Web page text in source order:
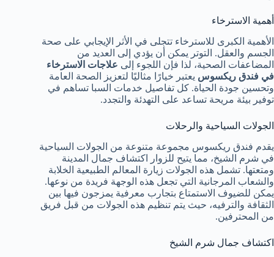
أهمية الاسترخاء
الأهمية الكبرى للاسترخاء تتجلى في الأثر الإيجابي على صحة
الجسم والعقل. التوتر يمكن أن يؤدي إلى العديد من
المضاعفات الصحية، لذا فإن اللجوء إلى علاجات الاسترخاء
في فندق ريكسوس يعتبر خيارًا مثاليًا لتعزيز الصحة العامة
وتحسين جودة الحياة. كل تفاصيل خدمات السبا تساهم في
توفير بيئة مريحة تساعد على التهدئة والتجدد.
الجولات السياحية والرحلات
يقدم فندق ريكسوس مجموعة متنوعة من الجولات السياحية
في شرم الشيخ، مما يتيح للزوار اكتشاف جمال المدينة
ومتعتها. تشمل هذه الجولات زيارة المعالم الطبيعية الخلابة
والشعاب المرجانية التي تجعل هذه الوجهة فريدة من نوعها.
يمكن للضيوف الاستمتاع بتجارب معرفية يمزجون فيها بين
الثقافة والترفيه، حيث يتم تنظيم هذه الجولات من قبل فريق
من المحترفين.
اكتشاف جمال شرم الشيخ